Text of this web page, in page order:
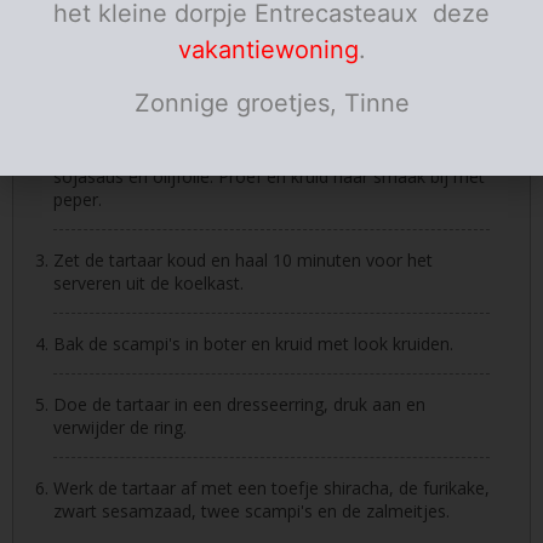
Instructies
Meng voor de tartaar, de tonijn, de avocado, de
komkommer, de augurk en de lente-ui.
sojasaus en olijfolie. Proef en kruid naar smaak bij met
peper.
Zet de tartaar koud en haal 10 minuten voor het
serveren uit de koelkast.
Bak de scampi's in boter en kruid met look kruiden.
Doe de tartaar in een dresseerring, druk aan en
verwijder de ring.
Werk de tartaar af met een toefje shiracha, de furikake,
zwart sesamzaad, twee scampi's en de zalmeitjes.
het kleine dorpje Entrecasteaux deze
vakantiewoning.
Zonnige groetjes, Tinne